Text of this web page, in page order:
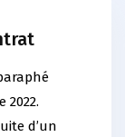
2022.
d’un